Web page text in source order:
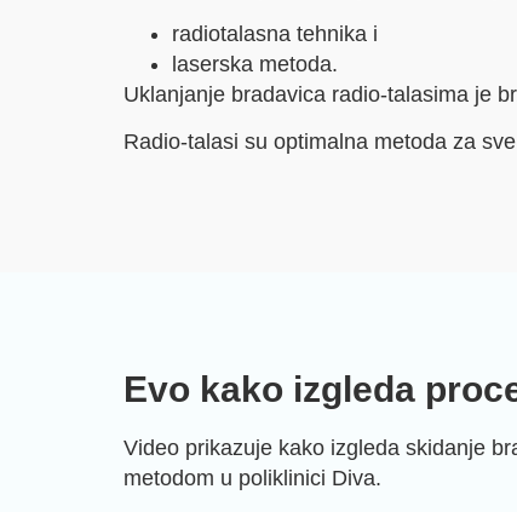
radiotalasna tehnika i
laserska metoda.
Uklanjanje bradavica radio-talasima je
Radio-talasi su optimalna metoda za
Evo kako izgleda
Video prikazuje kako izgleda skidanje
metodom u poliklinici Diva.